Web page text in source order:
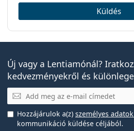
Küldés
Új vagy a Lentiamónál?
kedvezményekről és
E-mail
Hozzájárulok a(z) személyes
kommunikáció küldése céljából.